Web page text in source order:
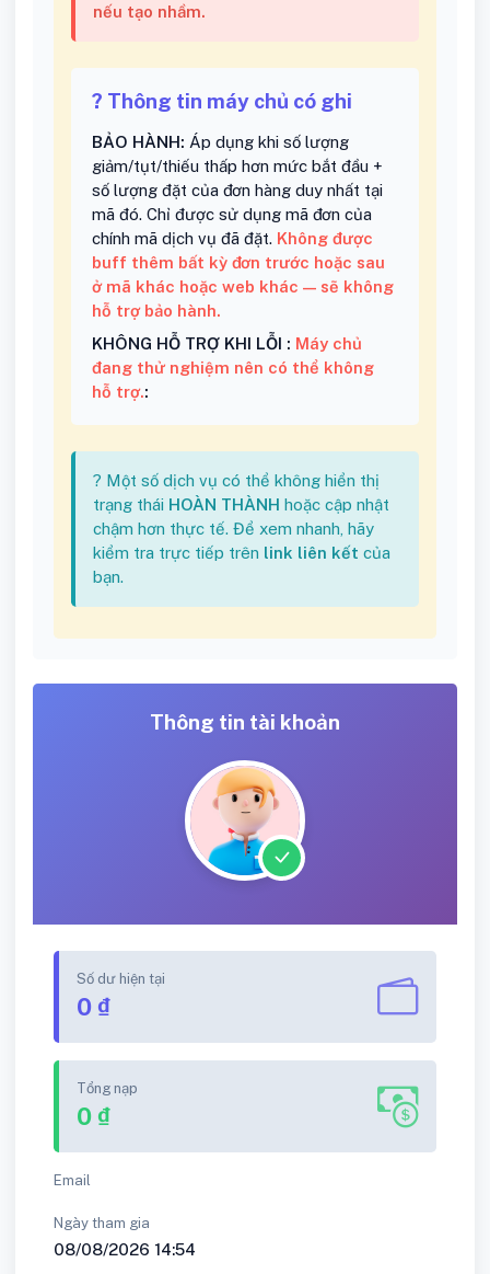
nếu tạo nhầm.
? Thông tin máy chủ có ghi
BẢO HÀNH: Áp dụng khi số lượng
giảm/tụt/thiếu thấp hơn mức bắt đầu +
số lượng đặt của đơn hàng duy nhất tại
mã đó. Chỉ được sử dụng mã đơn của
chính mã dịch vụ đã đặt. Không được
buff thêm bất kỳ đơn trước hoặc sau
ở mã khác hoặc web khác — sẽ không
hỗ trợ bảo hành.
KHÔNG HỖ TRỢ KHI LỖI : Máy chủ
đang thử nghiệm nên có thể không
hỗ trợ.:
? Một số dịch vụ có thể không hiển thị
trạng thái HOÀN THÀNH hoặc cập nhật
chậm hơn thực tế. Để xem nhanh, hãy
kiểm tra trực tiếp trên link liên kết của
bạn.
Thông tin tài khoản
Số dư hiện tại
0 ₫
Tổng nạp
0 ₫
Email
Ngày tham gia
08/08/2026 14:54